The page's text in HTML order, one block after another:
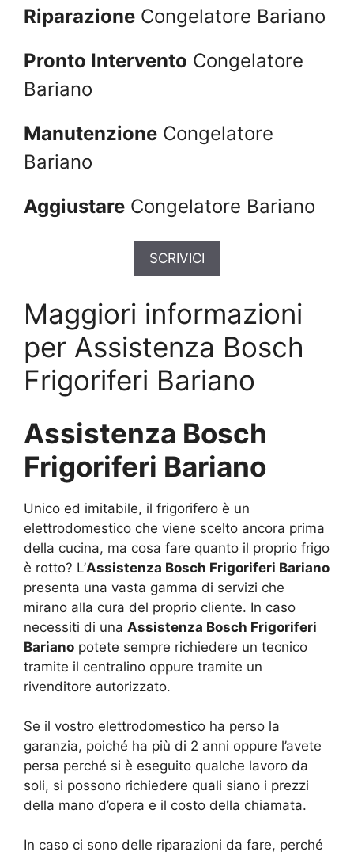
Riparazione Congelatore Bariano
Pronto Intervento Congelatore
Bariano
Manutenzione Congelatore
Bariano
Aggiustare Congelatore Bariano
SCRIVICI
Maggiori informazioni
per Assistenza Bosch
Frigoriferi Bariano
Assistenza Bosch
Frigoriferi Bariano
Unico ed imitabile, il frigorifero è un
elettrodomestico che viene scelto ancora prima
della cucina, ma cosa fare quanto il proprio frigo
è rotto? L’Assistenza Bosch Frigoriferi Bariano
presenta una vasta gamma di servizi che
mirano alla cura del proprio cliente. In caso
necessiti di una Assistenza Bosch Frigoriferi
Bariano potete sempre richiedere un tecnico
tramite il centralino oppure tramite un
rivenditore autorizzato.
Se il vostro elettrodomestico ha perso la
garanzia, poiché ha più di 2 anni oppure l’avete
persa perché si è eseguito qualche lavoro da
soli, si possono richiedere quali siano i prezzi
della mano d’opera e il costo della chiamata.
In caso ci sono delle riparazioni da fare, perché